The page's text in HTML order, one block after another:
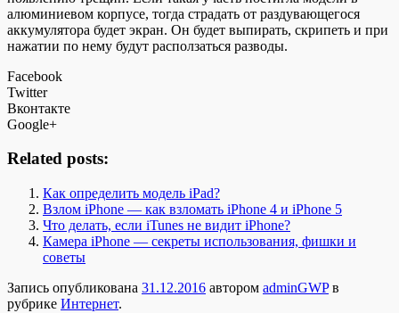
алюминиевом корпусе, тогда страдать от раздувающегося
аккумулятора будет экран. Он будет выпирать, скрипеть и при
нажатии по нему будут расползаться разводы.
Facebook
Twitter
Вконтакте
Google+
Related posts:
Как определить модель iPad?
Взлом iPhone — как взломать iPhone 4 и iPhone 5
Что делать, если iTunes не видит iPhone?
Камера iPhone — секреты использования, фишки и
советы
Запись опубликована 31.12.2016 автором adminGWPв
рубрике Интернет.